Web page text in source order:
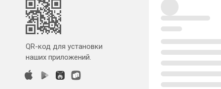
QR-код для установки
наших приложений.